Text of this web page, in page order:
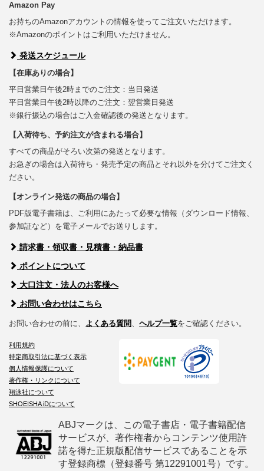
Amazon Pay
お持ちのAmazonアカウントの情報を使ってご注文いただけます。
※Amazonのポイントはご利用いただけません。
発送スケジュール
【在庫ありの場合】
平日営業日午後2時までのご注文：当日発送
平日営業日午後2時以降のご注文：翌営業日発送
※銀行振込の場合はご入金確認後の発送となります。
【入荷待ち、予約注文が含まれる場合】
すべての商品がそろい次第の発送となります。
お急ぎの場合は入荷待ち・発売予定の商品とそれ以外を分けてご注文く
ださい。
【オンライン発送の商品の場合】
PDF版電子書籍は、ご利用にあたって必要な情報（ダウンロード情報、
参加証など）を電子メールでお送りします。
請求書・領収書・見積書・納品書
ポイントについて
大口注文・法人のお客様へ
お問い合わせはこちら
お問い合わせの前に、 よくある質問、 ヘルプ一覧をご確認ください。
利用規約
特定商取引法に基づく表示
個人情報保護について
著作権・リンクについて
翔泳社について
SHOEISHA iDについて
ABJマークは、この電子書店・電子書籍配信
サービスが、著作権者からコンテンツ使用許
諾を得た正規版配信サービスであることを示
す登録商標（登録番号 第12291001号）です。